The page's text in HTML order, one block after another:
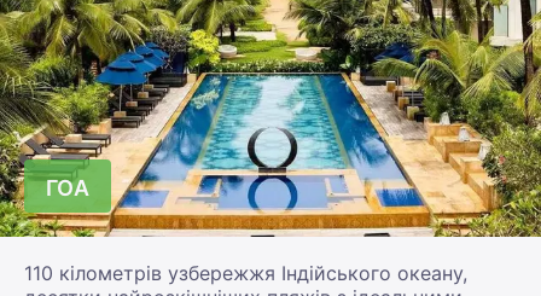
ГОА
110 кілометрів узбережжя Індійського океану,